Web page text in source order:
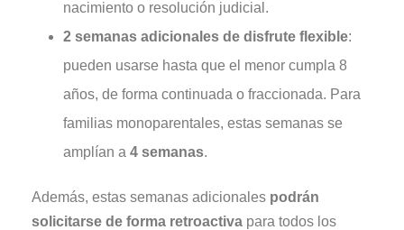
nacimiento o resolución judicial.
2 semanas adicionales de disfrute flexible:
pueden usarse hasta que el menor cumpla 8
años, de forma continuada o fraccionada. Para
familias monoparentales, estas semanas se
amplían a 4 semanas.
Además, estas semanas adicionales podrán
solicitarse de forma retroactiva para todos los